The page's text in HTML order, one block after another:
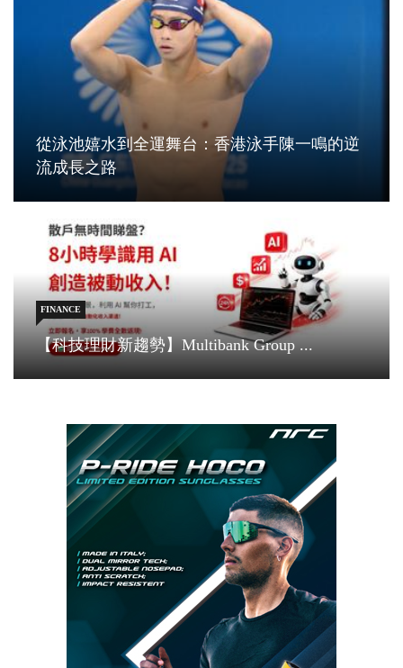
從泳池嬉水到全運舞台：香港泳手陳一鳴的逆
流成長之路
FINANCE
【科技理財新趨勢】Multibank Group ...